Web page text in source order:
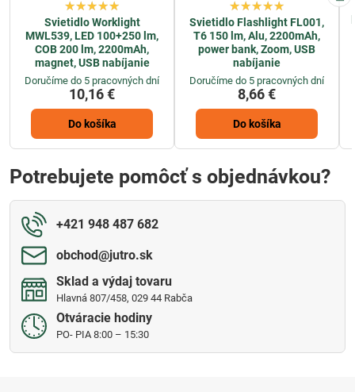
Svietidlo Worklight
MWL539, LED 100+250 lm,
COB 200 lm, 2200mAh,
magnet, USB nabíjanie
Doručíme do 5 pracovných dní
10,16 €
Do košíka
Svietidlo Flashlight FL001,
T6 150 lm, Alu, 2200mAh,
power bank, Zoom, USB
nabíjanie
Doručíme do 5 pracovných dní
8,66 €
Do košíka
Potrebujete pomôcť s objednávkou?
+421 948 487 682
obchod​@jutro​.sk
Sklad a výdaj tovaru
Hlavná 807/458, 029 44 Rabča
Otváracie hodiny
PO- PIA 8:00 – 15:30